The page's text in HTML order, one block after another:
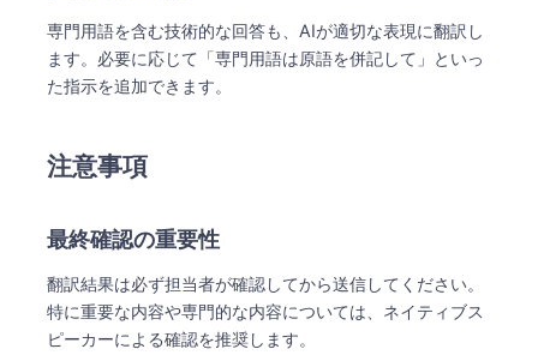
専門用語を含む技術的な回答も、AIが適切な表現に翻訳し
ます。必要に応じて「専門用語は原語を併記して」といっ
た指示を追加できます。
注意事項
最終確認の重要性
翻訳結果は必ず担当者が確認してから送信してください。
特に重要な内容や専門的な内容については、ネイティブス
ピーカーによる確認を推奨します。